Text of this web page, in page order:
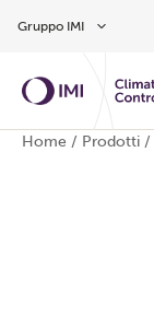
Gruppo IMI
Home / Prodotti /